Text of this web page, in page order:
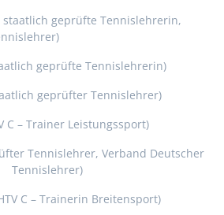
staatlich geprüfte Tennislehrerin,
geprüfte Tennislehrerin)
geprüfter Tennislehrer)
C – Trainer Leistungssport)
Tennislehrer, Verband Deutscher
Tennislehrer)
C – Trainerin Breitensport)